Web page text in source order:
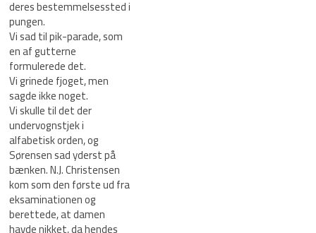
deres bestemmelsessted i
pungen.
Vi sad til pik-parade, som
en af gutterne
formulerede det.
Vi grinede fjoget, men
sagde ikke noget.
Vi skulle til det der
undervognstjek i
alfabetisk orden, og
Sørensen sad yderst på
bænken. N.J. Christensen
kom som den første ud fra
eksaminationen og
berettede, at damen